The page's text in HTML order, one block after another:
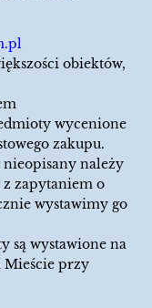
obiektów,
wycenione
zakupu.
należy
z zapytaniem o
wystawimy go
są wystawione na
Mieście przy